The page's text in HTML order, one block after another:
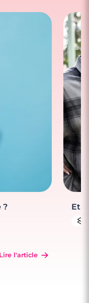
?
Lire l'article
Et